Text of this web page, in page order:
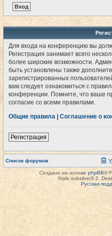
Для входа на конференцию вы
Регистрация занимает всего
более широкие возможности.
быть установлены также
зарегистрированных
вам следует ознакомиться с
конференции. Помните, что ваше
согласие со всеми правилами.
Общие правила
Соглашение о
Регистрация
Список форумов
Создано на основе phpBB®
Style subsilver3.2.
Русская